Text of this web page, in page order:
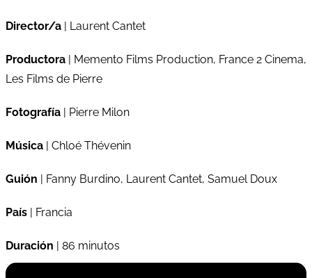
Director/a | Laurent Cantet
Productora | Memento Films Production, France 2 Cinema,
Les Films de Pierre
Fotografía | Pierre Milon
Música | Chloé Thévenin
Guión | Fanny Burdino, Laurent Cantet, Samuel Doux
País | Francia
Duración | 86 minutos